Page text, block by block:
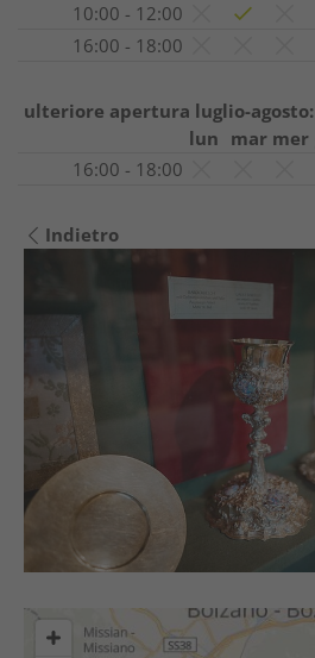
10:00 - 12:00
16:00 - 18:00
ulteriore apertura luglio-agosto:
lun mar mer
16:00 - 18:00
Indietro